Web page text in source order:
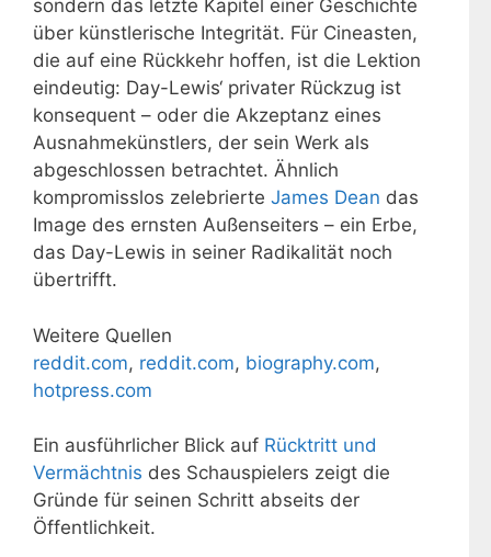
sondern das letzte Kapitel einer Geschichte
über künstlerische Integrität. Für Cineasten,
die auf eine Rückkehr hoffen, ist die Lektion
eindeutig: Day-Lewis‘ privater Rückzug ist
konsequent – oder die Akzeptanz eines
Ausnahmekünstlers, der sein Werk als
abgeschlossen betrachtet. Ähnlich
kompromisslos zelebrierte James Dean das
Image des ernsten Außenseiters – ein Erbe,
das Day-Lewis in seiner Radikalität noch
übertrifft.
Weitere Quellen
reddit.com, reddit.com, biography.com,
hotpress.com
Ein ausführlicher Blick auf Rücktritt und
Vermächtnis des Schauspielers zeigt die
Gründe für seinen Schritt abseits der
Öffentlichkeit.